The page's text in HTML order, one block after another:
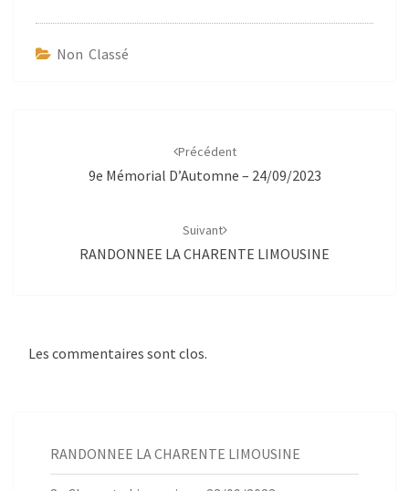
Non Classé
Précédent
9e Mémorial D’Automne – 24/09/2023
Suivant
RANDONNEE LA CHARENTE LIMOUSINE
Les commentaires sont clos.
RANDONNEE LA CHARENTE LIMOUSINE